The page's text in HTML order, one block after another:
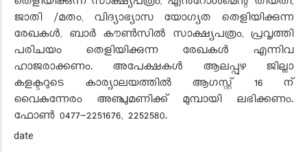
ജാതി /മതം, വിദ്യാഭ്യാസ യോഗ്യത തെളിയിക്കുന്ന
രേഖകൾ, ബാർ കൗൺസിൽ സാക്ഷ്യപത്രം, പ്രവൃത്തി
പരിചയം തെളിയിക്കുന്ന രേഖകൾ എന്നിവ
ഹാജരാക്കണം. അപേക്ഷകൾ ആലപ്പുഴ ജില്ലാ
കളക്ടറുടെ കാര്യാലയത്തിൽ ആഗസ്റ്റ് 16 ന്
വൈകുന്നേരം അഞ്ചുമണിക്ക് മുമ്പായി ലഭിക്കണം.
ഫോൺ 0477-2251676, 2252580.
date